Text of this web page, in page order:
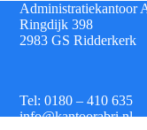
Administratiekantoor
Ringdijk 398
2983 GS Ridderkerk
Tel: 0180 – 410 635
info@kantoorabri.nl